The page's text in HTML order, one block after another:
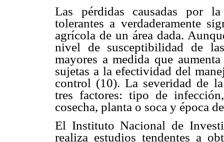
Las pérdidas causadas por
tolerantes a verdaderamente
agrícola de un área dada.
nivel de susceptibilidad de
mayores a medida que
sujetas a la efectividad del
control (10). La severidad de
tres factores: tipo de
cosecha, planta o soca y época
El Instituto Nacional de
realiza estudios tendentes a